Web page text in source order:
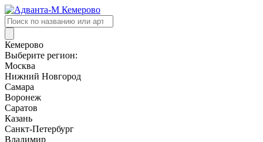
Поиск
товаров
Кемерово
Выберите регион:
Москва
Нижний Новгород
Самара
Воронеж
Саратов
Казань
Санкт-Петербург
Владимир